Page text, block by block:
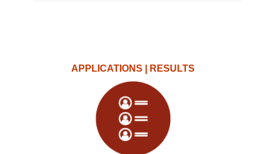
APPLICATIONS | RESULTS